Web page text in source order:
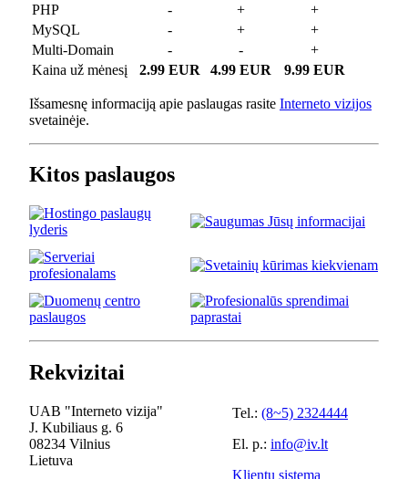
PHP
- +
+
MySQL
- +
+
Multi-Domain
- -
+
Kaina už mėnesį
2.99 EUR 4.99 EUR 9.99 EUR
Išsamesnę informaciją apie paslaugas rasite Interneto vizijos
svetainėje.
Kitos paslaugos
Rekvizitai
UAB "Interneto vizija"
J. Kubiliaus g. 6
08234 Vilnius
Lietuva
Tel.: (8~5) 2324444
El. p.: info@iv.lt
Klientų sistema